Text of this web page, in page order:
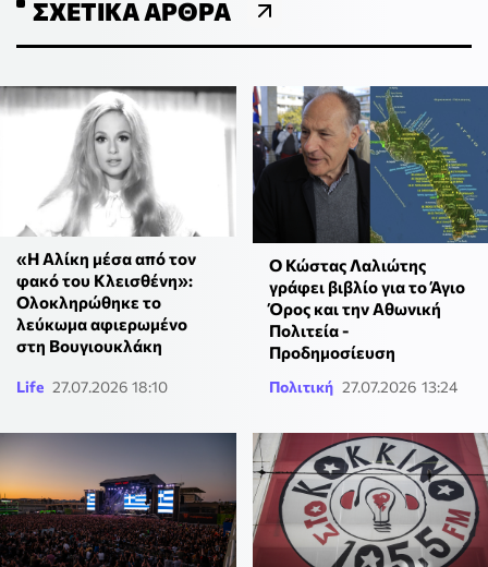
ΣΧΕΤΙΚΆ ΆΡΘΡΑ
«Η Αλίκη μέσα από τον
φακό του Κλεισθένη»:
Ολοκληρώθηκε το
λεύκωμα αφιερωμένο
στη Βουγιουκλάκη
Life 27.07.2026 18:10
Ο Κώστας Λαλιώτης
γράφει βιβλίο για το Άγιο
Όρος και την Αθωνική
Πολιτεία -
Προδημοσίευση
Πολιτική 27.07.2026 13:24